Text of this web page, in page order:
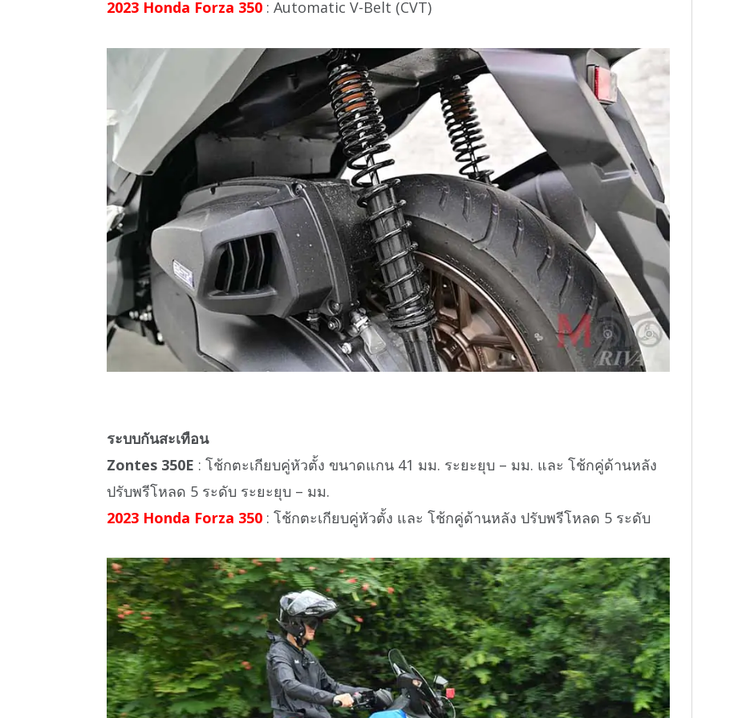
2023 Honda Forza 350 : Automatic V-Belt (CVT)
ระบบกันสะเทือน
Zontes 350E : โช้กตะเกียบคู่หัวตั้ง ขนาดแกน 41 มม. ระยะยุบ – มม. และ โช้กคู่ด้านหลัง
ปรับพรีโหลด 5 ระดับ ระยะยุบ – มม.
2023 Honda Forza 350 : โช้กตะเกียบคู่หัวตั้ง และ โช้กคู่ด้านหลัง ปรับพรีโหลด 5 ระดับ